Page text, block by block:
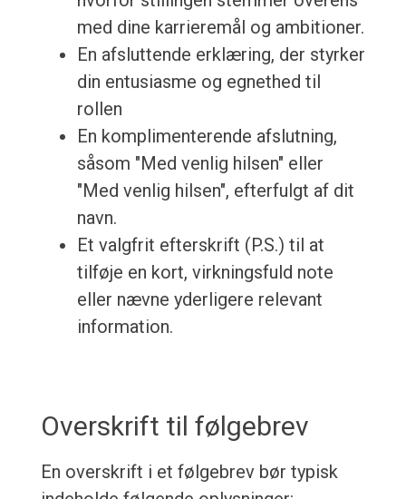
med dine karrieremål og ambitioner.
En afsluttende erklæring, der styrker
din entusiasme og egnethed til
rollen
En komplimenterende afslutning,
såsom "Med venlig hilsen" eller
"Med venlig hilsen", efterfulgt af dit
navn.
Et valgfrit efterskrift (P.S.) til at
tilføje en kort, virkningsfuld note
eller nævne yderligere relevant
information.
Overskrift til følgebrev
En overskrift i et følgebrev bør typisk